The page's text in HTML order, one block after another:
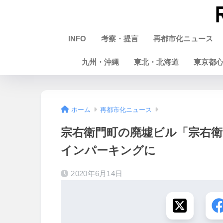
INFO 考察・提言 再都市化ニュース
九州・沖縄 東北・北海道 東京都心
ホーム 再都市化ニュース
宗右衛門町の廃墟ビル「宗右
インパーキングに
2020年6月14日